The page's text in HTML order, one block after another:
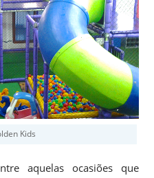
Kids
aquelas ocasiões que